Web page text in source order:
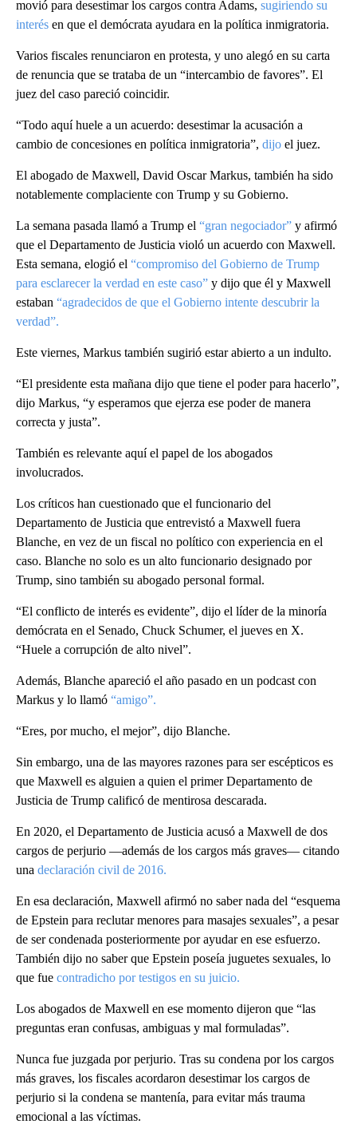
movió para desestimar los cargos contra Adams, sugiriendo su
interés en que el demócrata ayudara en la política inmigratoria.
Varios fiscales renunciaron en protesta, y uno alegó en su carta
de renuncia que se trataba de un “intercambio de favores”. El
juez del caso pareció coincidir.
“Todo aquí huele a un acuerdo: desestimar la acusación a
cambio de concesiones en política inmigratoria”, dijo el juez.
El abogado de Maxwell, David Oscar Markus, también ha sido
notablemente complaciente con Trump y su Gobierno.
La semana pasada llamó a Trump el “gran negociador” y afirmó
que el Departamento de Justicia violó un acuerdo con Maxwell.
Esta semana, elogió el “compromiso del Gobierno de Trump
para esclarecer la verdad en este caso” y dijo que él y Maxwell
estaban “agradecidos de que el Gobierno intente descubrir la
verdad”.
Este viernes, Markus también sugirió estar abierto a un indulto.
“El presidente esta mañana dijo que tiene el poder para hacerlo”,
dijo Markus, “y esperamos que ejerza ese poder de manera
correcta y justa”.
También es relevante aquí el papel de los abogados
involucrados.
Los críticos han cuestionado que el funcionario del
Departamento de Justicia que entrevistó a Maxwell fuera
Blanche, en vez de un fiscal no político con experiencia en el
caso. Blanche no solo es un alto funcionario designado por
Trump, sino también su abogado personal formal.
“El conflicto de interés es evidente”, dijo el líder de la minoría
demócrata en el Senado, Chuck Schumer, el jueves en X.
“Huele a corrupción de alto nivel”.
Además, Blanche apareció el año pasado en un podcast con
Markus y lo llamó “amigo”.
“Eres, por mucho, el mejor”, dijo Blanche.
Sin embargo, una de las mayores razones para ser escépticos es
que Maxwell es alguien a quien el primer Departamento de
Justicia de Trump calificó de mentirosa descarada.
En 2020, el Departamento de Justicia acusó a Maxwell de dos
cargos de perjurio —además de los cargos más graves— citando
una declaración civil de 2016.
En esa declaración, Maxwell afirmó no saber nada del “esquema
de Epstein para reclutar menores para masajes sexuales”, a pesar
de ser condenada posteriormente por ayudar en ese esfuerzo.
También dijo no saber que Epstein poseía juguetes sexuales, lo
que fue contradicho por testigos en su juicio.
Los abogados de Maxwell en ese momento dijeron que “las
preguntas eran confusas, ambiguas y mal formuladas”.
Nunca fue juzgada por perjurio. Tras su condena por los cargos
más graves, los fiscales acordaron desestimar los cargos de
perjurio si la condena se mantenía, para evitar más trauma
emocional a las víctimas.